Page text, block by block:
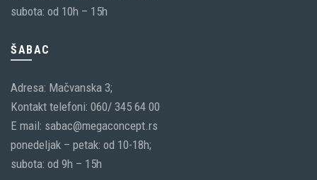
subota: od 10h – 15h
ŠABAC
Adresa: Mačvanska 3;
Kontakt telefoni: 060/ 345 64 00
E mail: sabac@megaconcept.rs
ponedeljak – petak: od 10-18h;
subota: od 9h – 15h